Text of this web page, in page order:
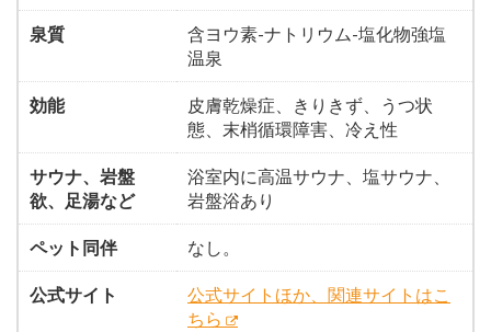
泉質
含ヨウ素-ナトリウム-塩化物強塩
温泉
効能
皮膚乾燥症、きりきず、うつ状
態、末梢循環障害、冷え性
サウナ、岩盤
欲、足湯など
浴室内に高温サウナ、塩サウナ、
岩盤浴あり
ペット同伴
なし。
公式サイト
公式サイトほか、関連サイトはこ
ちら